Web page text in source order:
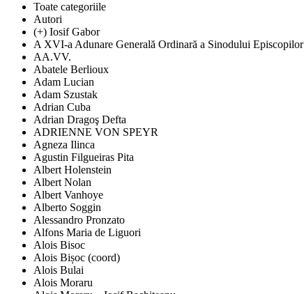
Toate categoriile
Autori
(+) Iosif Gabor
A XVI-a Adunare Generală Ordinară a Sinodului Episcopilor
AA.VV.
Abatele Berlioux
Adam Lucian
Adam Szustak
Adrian Cuba
Adrian Dragoş Defta
ADRIENNE VON SPEYR
Agneza Ilinca
Agustin Filgueiras Pita
Albert Holenstein
Albert Nolan
Albert Vanhoye
Alberto Soggin
Alessandro Pronzato
Alfons Maria de Liguori
Alois Bisoc
Alois Bișoc (coord)
Alois Bulai
Alois Moraru